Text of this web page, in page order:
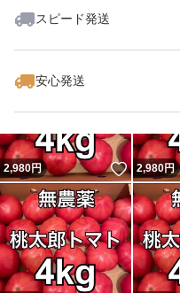
スピード発送
安心発送
2,980円 いいね
2,980円